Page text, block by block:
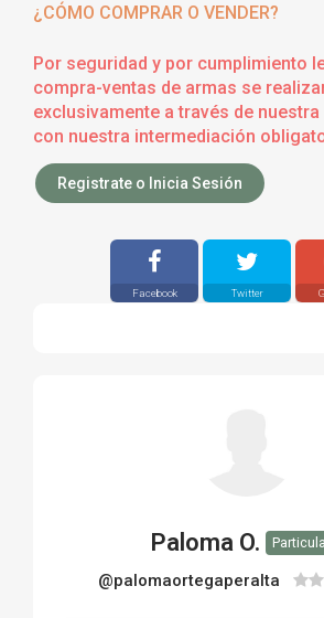
¿CÓMO COMPRAR O VENDER?
Por seguridad y por cumplimiento
compra-ventas de armas se
exclusivamente a través de
con nuestra intermediación
Registrate o Inicia Sesión
Facebook Twitter
Paloma O.
@palomaortegaperalta